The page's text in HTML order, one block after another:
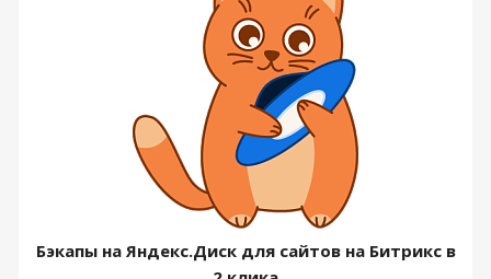
Бэкапы на Яндекс.Диск для сайтов на Битрикс в